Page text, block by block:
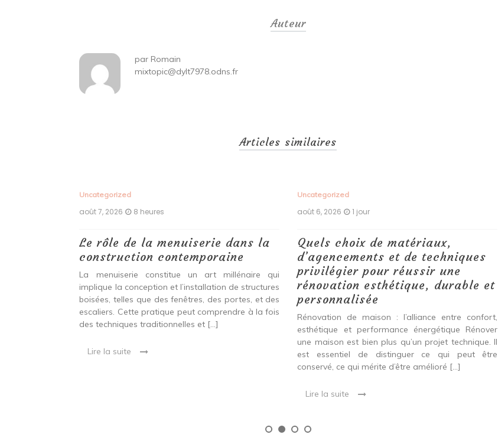
Auteur
par Romain
mixtopic@dylt7978.odns.fr
Articles similaires
Uncategorized
août 7, 2026 8 heures
Le rôle de la menuiserie dans la
construction contemporaine
La menuiserie constitue un art millénaire qui
implique la conception et l’installation de structures
boisées, telles que des fenêtres, des portes, et des
escaliers. Cette pratique peut comprendre à la fois
des techniques traditionnelles et […]
Lire la suite
Uncategorized
août 6, 2026 1 jour
Quels choix de matériaux,
d’agencements et de techniques
privilégier pour réussir une
rénovation esthétique, durable et
personnalisée
Rénovation de maison : l’alliance entre confort,
esthétique et performance énergétique Rénover
une maison est bien plus qu’un projet technique. Il
est essentiel de distinguer ce qui peut être
conservé, ce qui mérite d’être amélioré […]
Lire la suite